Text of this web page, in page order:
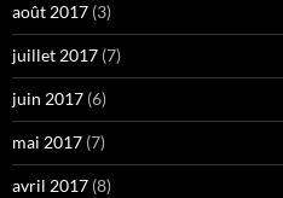
août 2017 (3)
juillet 2017 (7)
juin 2017 (6)
mai 2017 (7)
avril 2017 (8)